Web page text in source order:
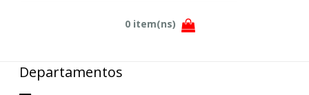
Departamentos